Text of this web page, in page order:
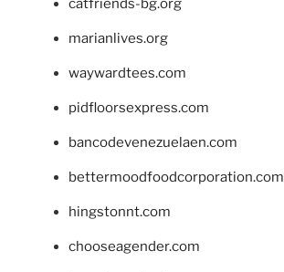
catfriends-bg.org
marianlives.org
waywardtees.com
pidfloorsexpress.com
bancodevenezuelaen.com
bettermoodfoodcorporation.com
hingstonnt.com
chooseagender.com